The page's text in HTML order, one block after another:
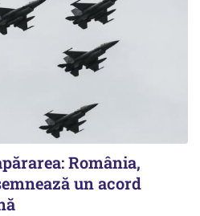
România,
un acord